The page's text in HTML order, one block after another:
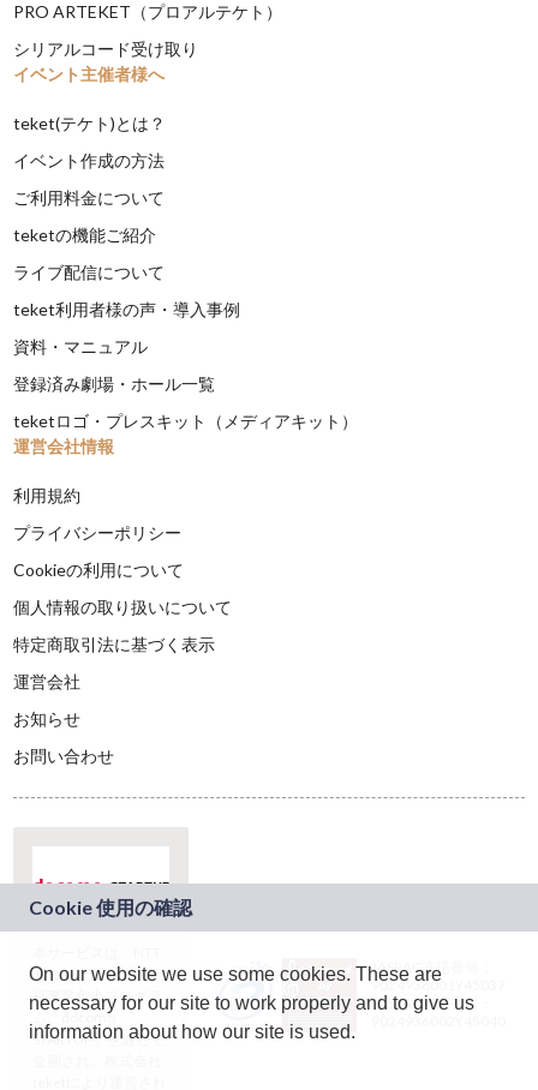
PRO ARTEKET（プロアルテケト）
シリアルコード受け取り
イベント主催者様へ
teket(テケト)とは？
イベント作成の方法
ご利用料金について
teketの機能ご紹介
ライブ配信について
teket利用者様の声・導入事例
資料・マニュアル
登録済み劇場・ホール一覧
teketロゴ・プレスキット（メディアキット）
運営会社情報
利用規約
プライバシーポリシー
Cookieの利用について
個人情報の取り扱いについて
特定商取引法に基づく表示
運営会社
お知らせ
お問い合わせ
ドコモグループの新
規事業創出プログラ
ム「docomo
STARTUP」を通じて
JASRAC許諾番号：
9024936001Y45037
JASRAC許諾番号：
On our website we use some cookies. These are
necessary for our site to work properly and to give us
information about how our site is used.